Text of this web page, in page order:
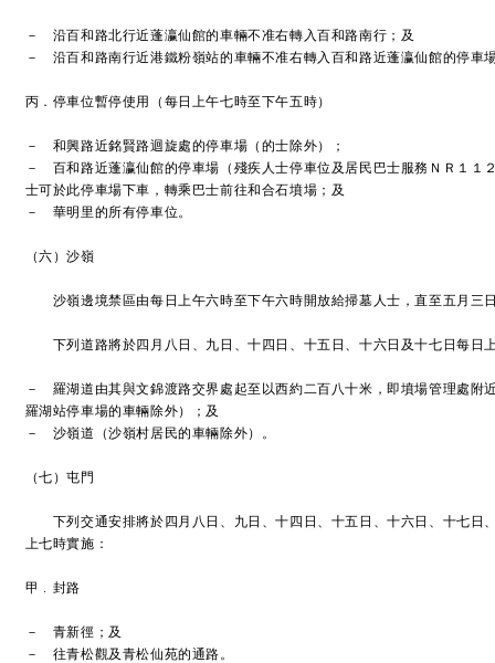
－ 沿百和路北行近蓬瀛仙館的車輛不准右轉入百和路南行；及
－ 沿百和路南行近港鐵粉嶺站的車輛不准右轉入百和路近蓬瀛仙館的停車
丙．停車位暫停使用（每日上午七時至下午五時）
－ 和興路近銘賢路迴旋處的停車場（的士除外）；
－ 百和路近蓬瀛仙館的停車場（殘疾人士停車位及居民巴士服務ＮＲ１１
士可於此停車場下車，轉乘巴士前往和合石墳場；及
－ 華明里的所有停車位。
（六）沙嶺
沙嶺邊境禁區由每日上午六時至下午六時開放給掃墓人士，直至五月三
下列道路將於四月八日、九日、十四日、十五日、十六日及十七日每日
－ 羅湖道由其與文錦渡路交界處起至以西約二百八十米，即墳場管理處附
羅湖站停車場的車輛除外）；及
－ 沙嶺道（沙嶺村居民的車輛除外）。
（七）屯門
下列交通安排將於四月八日、九日、十四日、十五日、十六日、十七日
上七時實施：
甲﹒封路
－ 青新徑；及
－ 往青松觀及青松仙苑的通路。